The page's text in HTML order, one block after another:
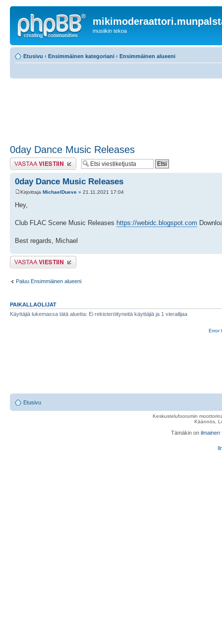
musiikin tekoa
Etusivu ‹ Ensimmäinen kategoriani ‹ Ensimmäinen alueeni
0day Dance Music Releases
Lähetä vastaus
0day Dance Music Releases
Kirjoittaja MichaelDueve » 21.11.2021 17:04
Hey,
Club FLAC Scene Music Releases https://webidc.blogspot.com
Best regards, Michael
Lähetä vastaus
Paluu Ensimmäinen alueeni
PAIKALLAOLIJAT
Käyttäjiä lukemassa tätä aluetta: Ei rekisteröityneitä käyttäjiä ja 1 vierailijaa
Error
Etusivu
Keskustelufoorumin
Käännös,
Tämäkin on ilmainen